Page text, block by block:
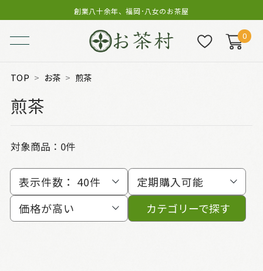
創業八十余年、福岡･八女のお茶屋
0
TOP お茶 煎茶
煎茶
対象商品：0件
表示件数： 40件
定期購入可能
価格が高い
カテゴリーで探す